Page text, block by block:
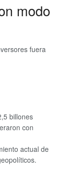
modo
fuera
billones
con
actual de